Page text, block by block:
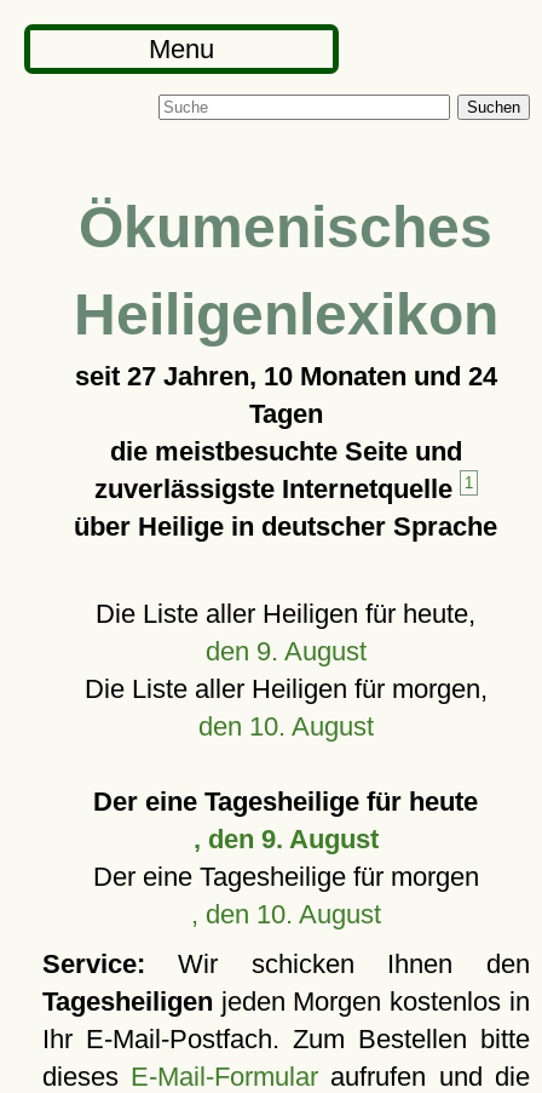
Menu
Suchen
Ökumenisches
Heiligenlexikon
seit 27 Jahren, 10 Monaten und 24
Tagen
die meistbesuchte Seite und
zuverlässigste Internetquelle
1
über Heilige in deutscher Sprache
Die Liste aller Heiligen für heute,
den 9. August
Die Liste aller Heiligen für morgen,
den 10. August
Der eine Tagesheilige für heute
, den 9. August
Der eine Tagesheilige für morgen
, den 10. August
Service: Wir schicken Ihnen den
Tagesheiligen jeden Morgen kostenlos in
Ihr E-Mail-Postfach. Zum Bestellen bitte
dieses E-Mail-Formular aufrufen und die